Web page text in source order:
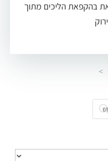
בהקפאת הליכים מתוך
>